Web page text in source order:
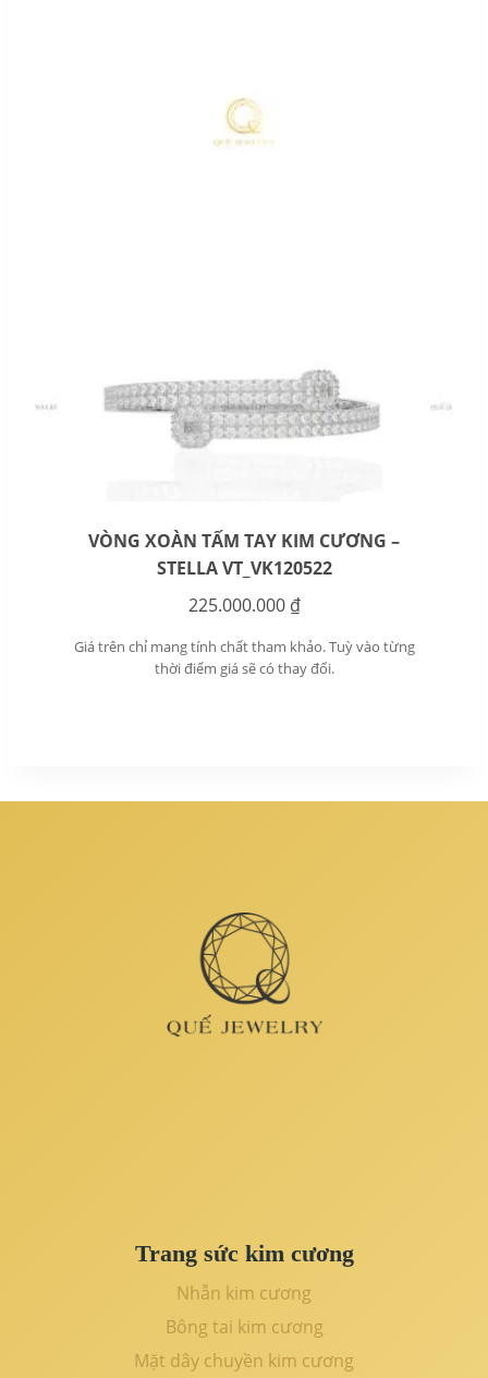
VÒNG XOÀN TẤM TAY KIM CƯƠNG –
STELLA VT_VK120522
225.000.000 ₫
Giá trên chỉ mang tính chất tham khảo. Tuỳ vào từng
thời điểm giá sẽ có thay đổi.
Trang sức kim cương
Nhẫn kim cương
Bông tai kim cương
Mặt dây chuyền kim cương